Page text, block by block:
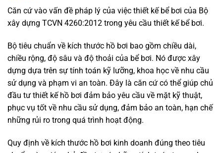
Căn cứ vào vấn đề pháp lý của việc thiết kế bể bơi của Bộ
xây dựng TCVN 4260:2012 trong yêu cầu thiết kế bể bơi.
Bộ tiêu chuẩn về kích thước hồ bơi bao gồm chiều dài,
chiều rộng, độ sâu và độ thoải của bể bơi. Nó được xây
dựng dựa trên sự tính toán kỹ lưỡng, khoa học về nhu cầu
sử dụng và phạm vi an toàn. Đây là căn cứ có thể giúp chủ
đầu tư thiết kế hồ bơi đảm bảo yêu cầu về mặt kỹ thuật,
phục vụ tốt về nhu cầu sử dụng, đảm bảo an toàn, hạn chế
những rủi ro trong quá trình hoạt động.
Quy định về kích thước hồ bơi kinh doanh đúng theo tiêu